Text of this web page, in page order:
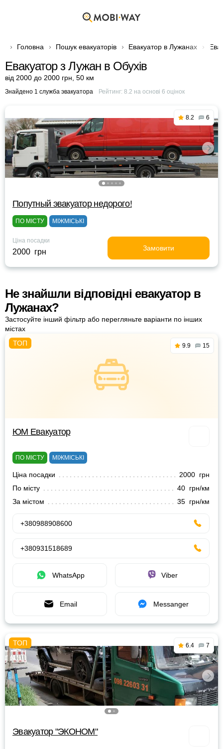
Головна Пошук евакуаторів Евакуатор в Лужанах
Евакуатор з Лужан в Обухів
від 2000 до 2000 грн 50 км
Знайдено 1 служба эвакуатора Рейтинг: 8.2 на основі 6 оцінок
8.2 6
Попутный эвакуатор недорого!
ПО МІСТУ МІЖМІСЬКІ
Ціна посадки
2000 грн Замовити
Не знайшли відповідні евакуатор в
Лужанах?
Застосуйте інший фільтр або перегляньте варіанти по інших
містах
9.9 15
ЮМ Евакуатор
ПО МІСТУ МІЖМІСЬКІ
Ціна посадки
2000 грн
По місту
40 грн/км
За містом
35 грн/км
+380988908600
+380931518689
WhatsApp Viber
Email Messanger
6.4 7
Эвакуатор "ЭКОНОМ"